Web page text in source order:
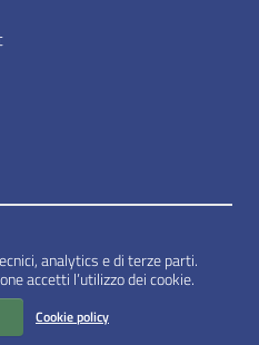
analytics e di terze parti.
accetti l’utilizzo dei cookie.
Cookie policy
ItaliaWP2
| Basato sul